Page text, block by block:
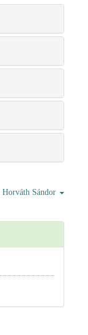
Horváth Sándor